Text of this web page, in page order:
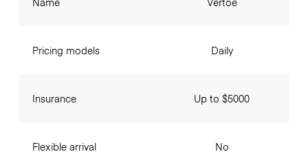
Pricing models
Insurance
Flexible arrival
Daily
Up to $5000
No